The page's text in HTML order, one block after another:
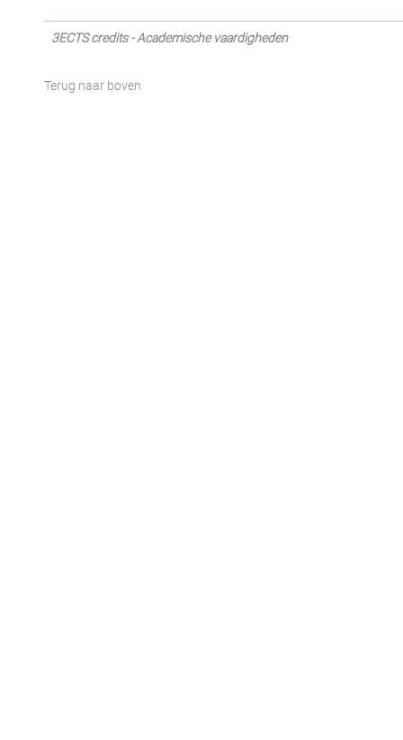
3ECTS credits - Academische vaardigheden
Terug naar boven